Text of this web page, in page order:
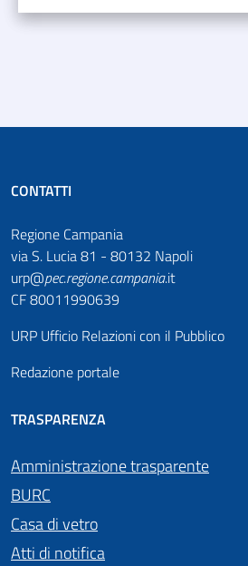
CONTATTI
Regione Campania
via S. Lucia 81 - 80132 Napoli
urp@pec.regione.campania.it
CF 80011990639
URP Ufficio Relazioni con il Pubblico
Redazione portale
TRASPARENZA
Amministrazione trasparente
BURC
Casa di vetro
Atti di notifica